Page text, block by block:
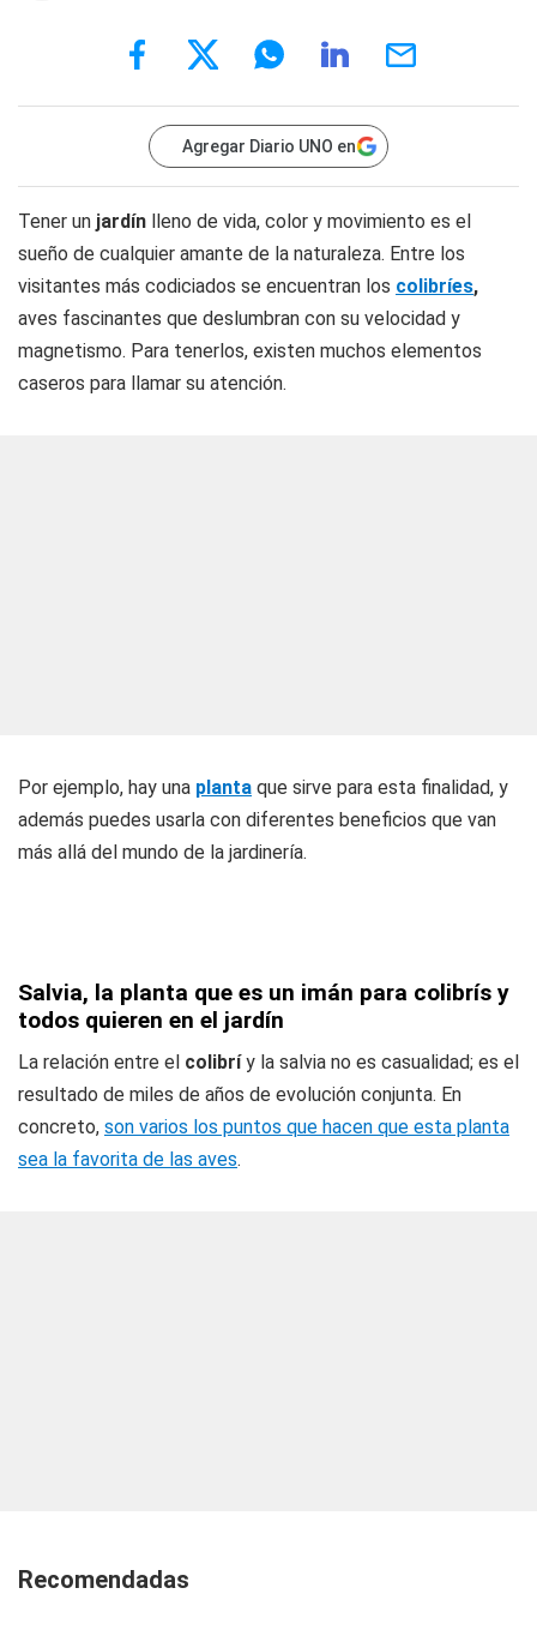
Agregar Diario UNO en
Tener un jardín lleno de vida, color y movimiento es el
sueño de cualquier amante de la naturaleza. Entre los
visitantes más codiciados se encuentran los colibríes,
aves fascinantes que deslumbran con su velocidad y
magnetismo. Para tenerlos, existen muchos elementos
caseros para llamar su atención.
Por ejemplo, hay una planta que sirve para esta finalidad, y
además puedes usarla con diferentes beneficios que van
más allá del mundo de la jardinería.
Salvia, la planta que es un imán para colibrís y
todos quieren en el jardín
La relación entre el colibríy la salvia no es casualidad; es el
resultado de miles de años de evolución conjunta. En
concreto, son varios los puntos que hacen que esta planta
sea la favorita de las aves.
Recomendadas